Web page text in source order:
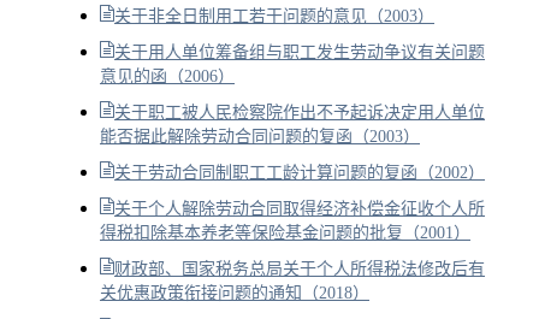
关于非全日制用工若干问题的意见（2003）
关于用人单位筹备组与职工发生劳动争议有关问题
意见的函（2006）
关于职工被人民检察院作出不予起诉决定用人单位
能否据此解除劳动合同问题的复函（2003）
关于劳动合同制职工工龄计算问题的复函（2002）
关于个人解除劳动合同取得经济补偿金征收个人所
得税扣除基本养老等保险基金问题的批复（2001）
财政部、国家税务总局关于个人所得税法修改后有
关优惠政策衔接问题的通知（2018）